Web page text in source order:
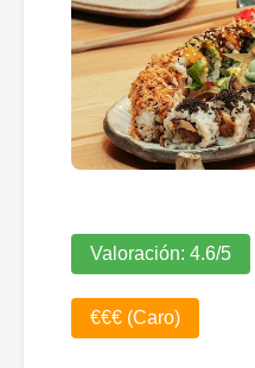
Valoración: 4.6/5
€€€ (Caro)